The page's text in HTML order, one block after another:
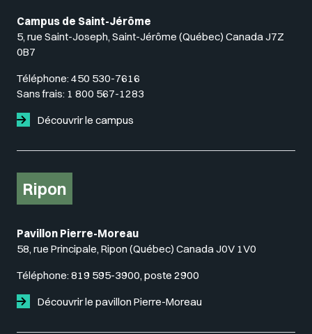
Campus de Saint-Jérôme
5, rue Saint-Joseph, Saint-Jérôme (Québec) Canada J7Z
0B7
Téléphone: 450 530-7616
Sans frais: 1 800 567-1283
Découvrir le campus
Ripon
Pavillon Pierre-Moreau
58, rue Principale, Ripon (Québec) Canada J0V 1V0
Téléphone: 819 595-3900, poste 2900
Découvrir le pavillon Pierre-Moreau